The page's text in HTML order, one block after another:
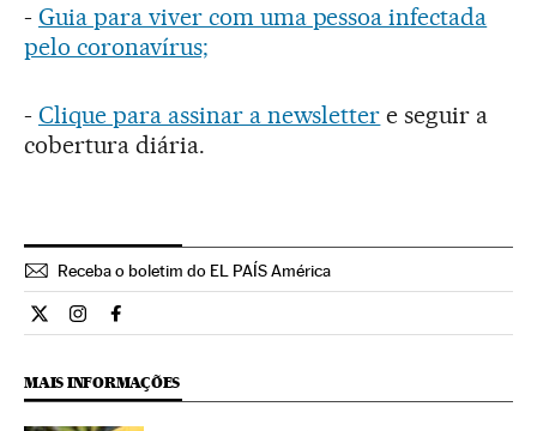
- Guia para viver com uma pessoa infectada
pelo coronavírus;
- Clique para assinar a newsletter e seguir a
cobertura diária.
Receba o boletim do EL PAÍS América
Opiniao El País Brasil en Twitter
Opiniao El País Brasil en Instagram
Opiniao El País Brasil en Facebook
MAIS INFORMAÇÕES